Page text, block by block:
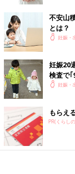
不安山
とは？
妊娠・
妊娠20
検査で｢
ティッ
妊娠・
もらえ
PR(くらし